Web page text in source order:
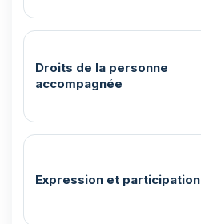
Droits de la personne
accompagnée
Expression et participation